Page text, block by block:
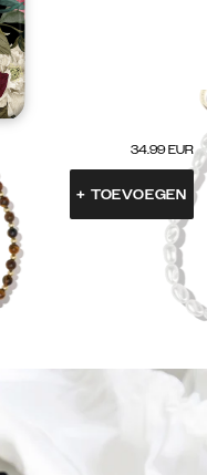
34.99 EUR
+ TOEVOEGEN